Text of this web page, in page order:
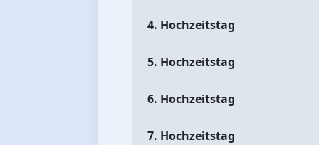
4. Hochzeitstag
5. Hochzeitstag
6. Hochzeitstag
7. Hochzeitstag